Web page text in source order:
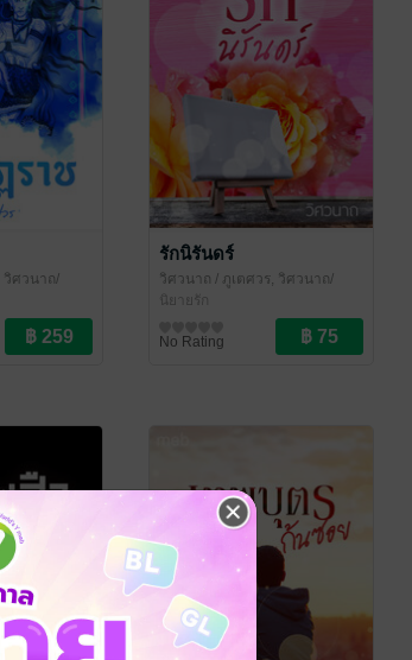
วิศวนาถ/
รักนิรันดร์
วิศวนาถ / ภูเตศวร, วิศวนาถ/
สำนักพิมพ์หริหรา
นิยายรัก
No Rating